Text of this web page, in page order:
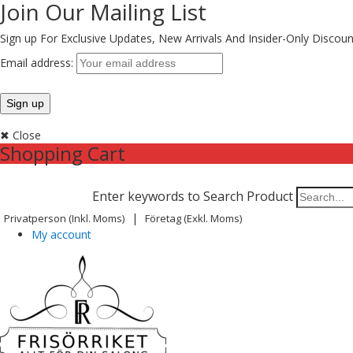
Join Our Mailing List
Sign up For Exclusive Updates, New Arrivals And Insider-Only
Email address:
✖ Close
Shopping Cart
Enter keywords to Search Product
Privatperson (inkl. Moms) | Företag (exkl. Moms)
My account